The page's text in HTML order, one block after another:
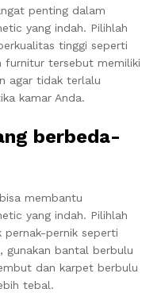
penting dalam
yang indah. Pilihlah
tinggi seperti
furnitur tersebut memiliki
agar tidak terlalu
kamar Anda.
berbeda-
membantu
yang indah. Pilihlah
pernik seperti
gunakan bantal berbulu
dan karpet berbulu
tebal.